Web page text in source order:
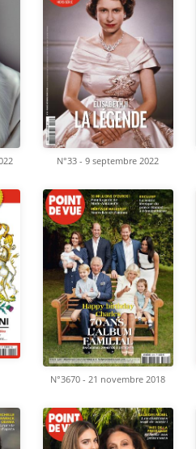
N°33 - 9 septembre 2022
N°3670 - 21 novembre 2018